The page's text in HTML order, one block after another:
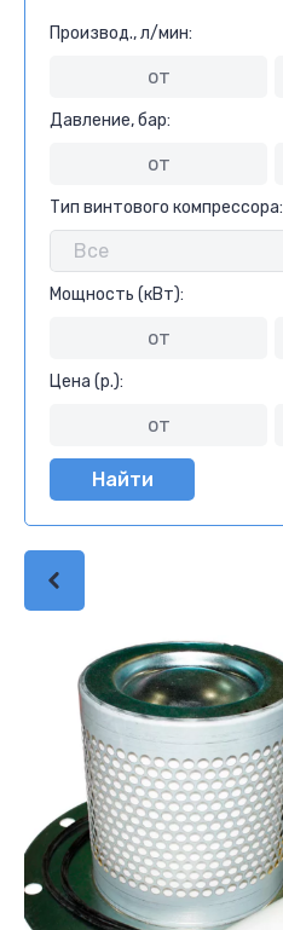
Производ., л/мин:
Давление, бар:
Тип винтового компрессора:
Мощность (кВт):
Цена (р.):
Найти